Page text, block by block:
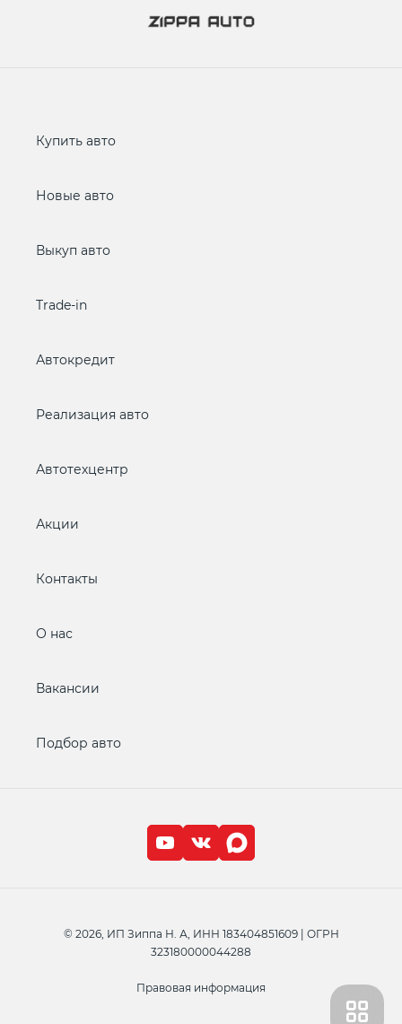
Купить авто
Новые авто
Выкуп авто
Trade-in
Автокредит
Реализация авто
Автотехцентр
Акции
Контакты
О нас
Вакансии
Подбор авто
© 2026, ИП Зиппа Н. А, ИНН 183404851609 | ОГРН
323180000044288
Правовая информация